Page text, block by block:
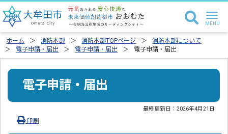
ホーム 消防本部 消防本部TOPページ
消防本部について
電子申請・届出
電子申請・届出 電子申請・届出
電子申請・届出
最終更新日：2026年4月21日
印刷